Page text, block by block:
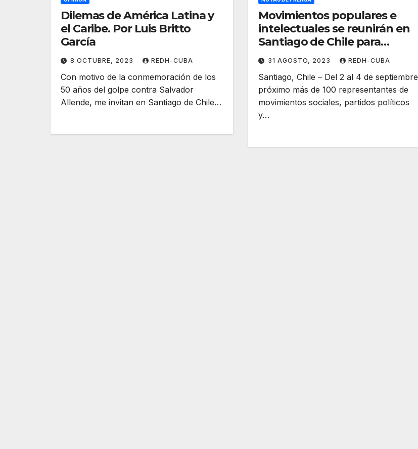
Dilemas de América Latina y
el Caribe. Por Luis Britto
García
8 OCTUBRE, 2023 REDH-CUBA
Con motivo de la conmemoración de los
50 años del golpe contra Salvador
Allende, me invitan en Santiago de Chile…
Movimientos populares e
intelectuales se reunirán en
Santiago de Chile para
debatir la crisis de la
humanidad
31 AGOSTO, 2023 REDH-CUBA
Santiago, Chile – Del 2 al 4 de septiembre
próximo más de 100 representantes de
movimientos sociales, partidos políticos
y…